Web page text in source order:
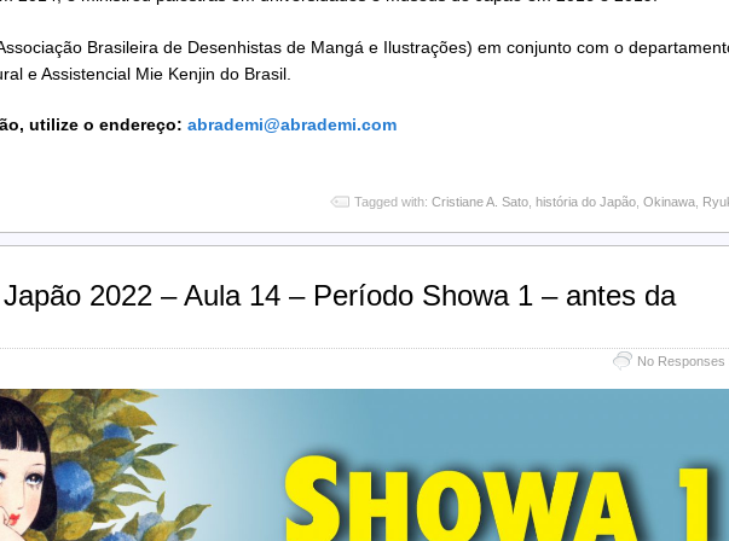
Brasileira de Desenhistas de Mangá e Ilustrações) em conjunto com o
e Assistencial Mie Kenjin do Brasil.
utilize o endereço: abrademi@abrademi.com
Tagged with: Cristiane A. Sato história do Japão Okinawa
2022 – Aula 14 – Período Showa 1 – antes da
No Responses